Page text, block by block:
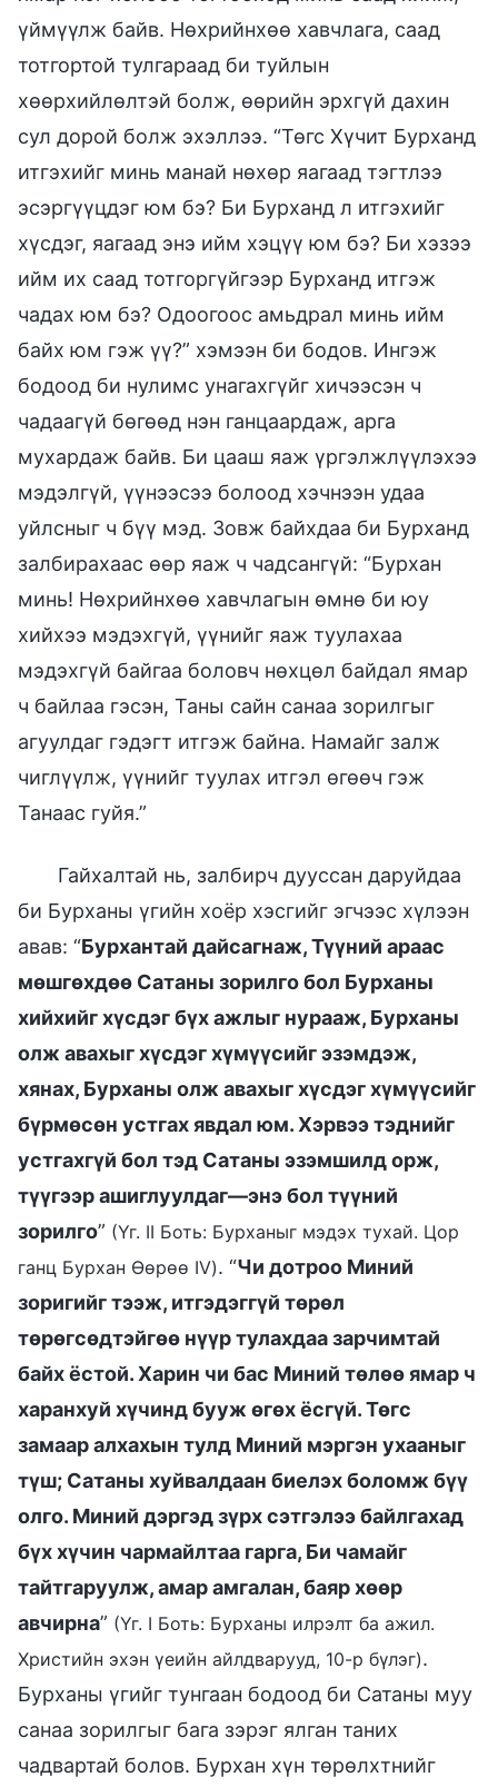
үймүүлж байв. Нөхрийнхөө хавчлага, саад
тотгортой тулгараад би туйлын
хөөрхийлөлтэй болж, өөрийн эрхгүй дахин
сул дорой болж эхэллээ. “Төгс Хүчит Бурханд
итгэхийг минь манай нөхөр яагаад тэгтлээ
эсэргүүцдэг юм бэ? Би Бурханд л итгэхийг
хүсдэг, яагаад энэ ийм хэцүү юм бэ? Би хэзээ
ийм их саад тотгоргүйгээр Бурханд итгэж
чадах юм бэ? Одоогоос амьдрал минь ийм
байх юм гэж үү?” хэмээн би бодов. Ингэж
бодоод би нулимс унагахгүйг хичээсэн ч
чадаагүй бөгөөд нэн ганцаардаж, арга
мухардаж байв. Би цааш яаж үргэлжлүүлэхээ
мэдэлгүй, үүнээсээ болоод хэчнээн удаа
уйлсныг ч бүү мэд. Зовж байхдаа би Бурханд
залбирахаас өөр яаж ч чадсангүй: “Бурхан
минь! Нөхрийнхөө хавчлагын өмнө би юу
хийхээ мэдэхгүй, үүнийг яаж туулахаа
мэдэхгүй байгаа боловч нөхцөл байдал ямар
ч байлаа гэсэн, Таны сайн санаа зорилгыг
агуулдаг гэдэгт итгэж байна. Намайг залж
чиглүүлж, үүнийг туулах итгэл өгөөч гэж
Танаас гуйя.”
Гайхалтай нь, залбирч дууссан даруйдаа
би Бурханы үгийн хоёр хэсгийг эгчээс хүлээн
авав: “Бурхантай дайсагнаж, Түүний араас
мөшгөхдөө Сатаны зорилго бол Бурханы
хийхийг хүсдэг бүх ажлыг нурааж, Бурханы
олж авахыг хүсдэг хүмүүсийг эзэмдэж,
хянах, Бурханы олж авахыг хүсдэг хүмүүсийг
бүрмөсөн устгах явдал юм. Хэрвээ тэднийг
устгахгүй бол тэд Сатаны эзэмшилд орж,
түүгээр ашиглуулдаг—энэ бол түүний
зорилго” (Үг. II Боть: Бурханыг мэдэх тухай. Цор
ганц Бурхан Өөрөө IV). “Чи дотроо Миний
зоригийг тээж, итгэдэггүй төрөл
төрөгсөдтэйгөө нүүр тулахдаа зарчимтай
байх ёстой. Харин чи бас Миний төлөө ямар ч
харанхуй хүчинд бууж өгөх ёсгүй. Төгс
замаар алхахын тулд Миний мэргэн ухааныг
түш; Сатаны хуйвалдаан биелэх боломж бүү
олго. Миний дэргэд зүрх сэтгэлээ байлгахад
бүх хүчин чармайлтаа гарга, Би чамайг
тайтгаруулж, амар амгалан, баяр хөөр
авчирна” (Үг. I Боть: Бурханы илрэлт ба ажил.
Христийн эхэн үеийн айлдварууд, 10-р бүлэг).
Бурханы үгийг тунгаан бодоод би Сатаны муу
санаа зорилгыг бага зэрэг ялган таних
чадвартай болов. Бурхан хүн төрөлхтнийг